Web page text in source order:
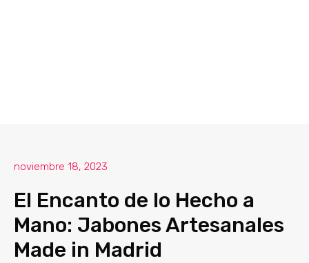
noviembre 18, 2023
El Encanto de lo Hecho a
Mano: Jabones Artesanales
Made in Madrid